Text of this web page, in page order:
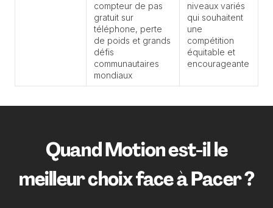
compteur de pas
gratuit sur
téléphone, perte
de poids et grands
défis
communautaires
mondiaux
niveaux variés
qui souhaitent
une
compétition
équitable et
encourageante
Quand Motion est-il le
meilleur choix face à Pacer ?